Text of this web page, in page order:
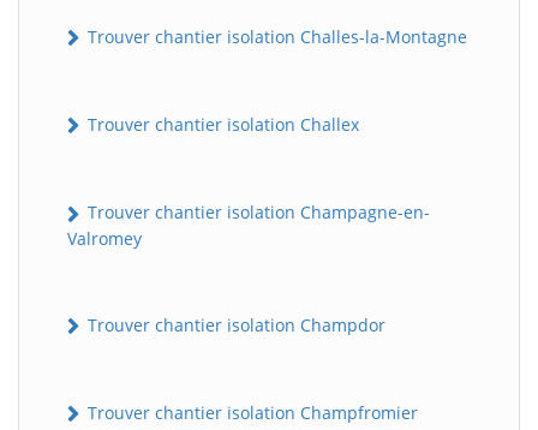
Trouver chantier isolation Challes-la-Montagne
Trouver chantier isolation Challex
Trouver chantier isolation Champagne-en-
Valromey
Trouver chantier isolation Champdor
Trouver chantier isolation Champfromier